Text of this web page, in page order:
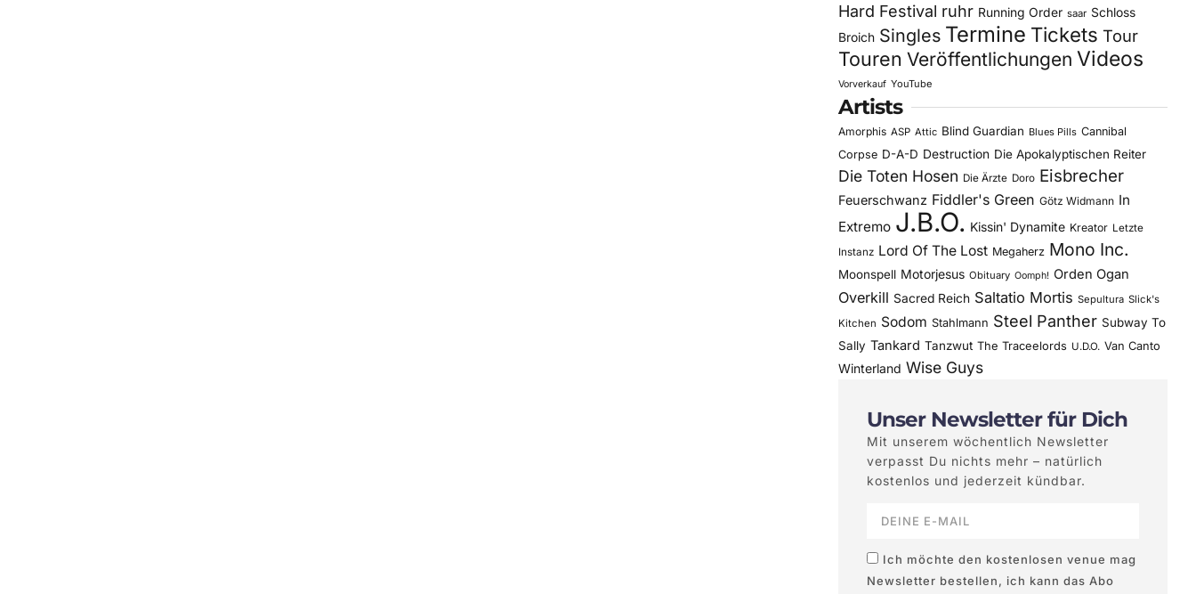
Hard Festival ruhr Running Order saar Schloss
Broich Singles Termine Tickets Tour
Touren Veröffentlichungen Videos
Vorverkauf YouTube
Artists
Amorphis ASP Attic Blind Guardian Blues Pills Cannibal
Corpse D-A-D Destruction Die Apokalyptischen Reiter
Die Toten Hosen Die Ärzte Doro Eisbrecher
Feuerschwanz Fiddler's Green Götz Widmann In
Extremo J.B.O. Kissin' Dynamite Kreator Letzte
Instanz Lord Of The Lost Megaherz Mono Inc.
Moonspell Motorjesus Obituary Oomph! Orden Ogan
Overkill Sacred Reich Saltatio Mortis Sepultura Slick's
Kitchen Sodom Stahlmann Steel Panther Subway To
Sally Tankard Tanzwut The Traceelords U.D.O. Van Canto
Winterland Wise Guys
Unser Newsletter für Dich
Mit unserem wöchentlich Newsletter
verpasst Du nichts mehr – natürlich
kostenlos und jederzeit kündbar.
Ich möchte den kostenlosen venue mag
Newsletter bestellen, ich kann das Abo